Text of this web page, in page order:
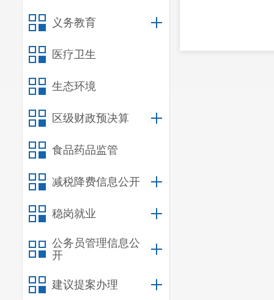
义务教育
医疗卫生
生态环境
区级财政预决算
食品药品监管
减税降费信息公开
稳岗就业
公务员管理信息公
开
建议提案办理